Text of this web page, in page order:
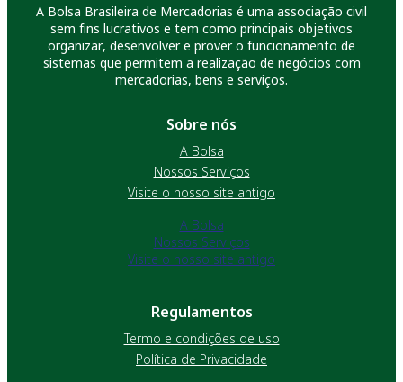
A Bolsa Brasileira de Mercadorias é uma associação civil
sem fins lucrativos e tem como principais objetivos
organizar, desenvolver e prover o funcionamento de
sistemas que permitem a realização de negócios com
mercadorias, bens e serviços.
Sobre nós
A Bolsa
Nossos Serviços
Visite o nosso site antigo
A Bolsa
Nossos Serviços
Visite o nosso site antigo
Regulamentos
Termo e condições de uso
Política de Privacidade